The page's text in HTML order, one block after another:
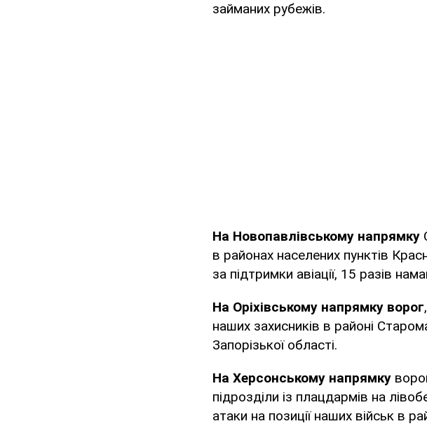
займаних рубежів.
На Новопавлівському напрямку
в районах населених пунктів
за підтримки авіації, 15 разів
На Оріхівському напрямку ворог
наших захисників в районі
Запорізької області.
На Херсонському напрямку
підрозділи із плацдармів на
атаки на позиції наших військ в